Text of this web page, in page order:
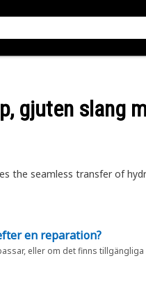
gjuten slang
the seamless transfer of
en reparation?
eller om det finns